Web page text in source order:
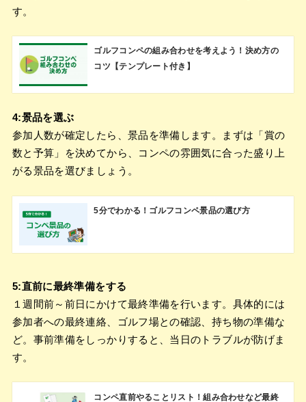
す。
ゴルフコンペの組み合わせを考えよう！決め方の
コツ【テンプレート付き】
4:景品を選ぶ
参加人数が確定したら、景品を準備します。まずは「賞の
数と予算」を決めてから、コンペの雰囲気に合った盛り上
がる景品を選びましょう。
5分でわかる！ゴルフコンペ景品の選び方
5:直前に最終準備をする
１週間前～前日にかけて最終準備を行います。具体的には
参加者への最終連絡、ゴルフ場との確認、持ち物の準備な
ど。事前準備をしっかりすると、当日のトラブルが防げま
す。
コンペ直前やることリスト！組み合わせなど最終